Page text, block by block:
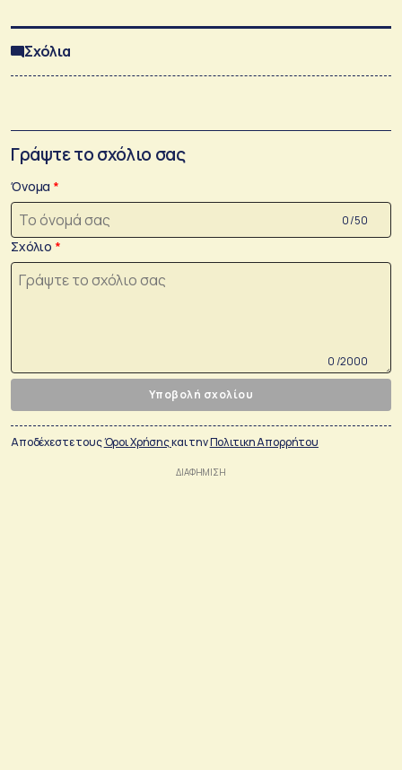
Σχόλια
Γράψτε το σχόλιο σας
Όνομα
0 /50
Σχόλιο
0 /2000
Υποβολή σχολίου
Αποδέχεστε τουςΌροι Χρήσηςκαι τηνΠολιτικη Απορρήτου